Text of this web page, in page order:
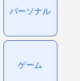
パーソナル
ゲーム